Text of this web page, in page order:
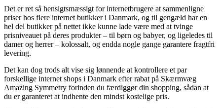
Det er ret så hensigtsmæssigt for internetbrugere at sammenligne
priser hos flere internet butikker i Danmark, og til gengæld har en
hel del butikker på nettet ikke kunne lade være med at tvinge
prisniveauet på deres produkter – til børn og babyer, og ligeledes til
damer og herrer – kolossalt, og endda nogle gange garantere fragtfri
levering.
Det kan dog trods alt vise sig lønnende at kontrollere et par
forskellige internet shops i Danmark efter rabat på Skærmvæg
Amazing Symmetry forinden du færdiggør din shopping, sådan at
du er garanteret at indhente den mindst kostelige pris.